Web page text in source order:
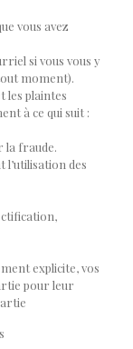
vous avez
si vous vous y
moment).
les plaintes
à ce qui suit :
la fraude.
l’utilisation des
explicite, vos
pour leur